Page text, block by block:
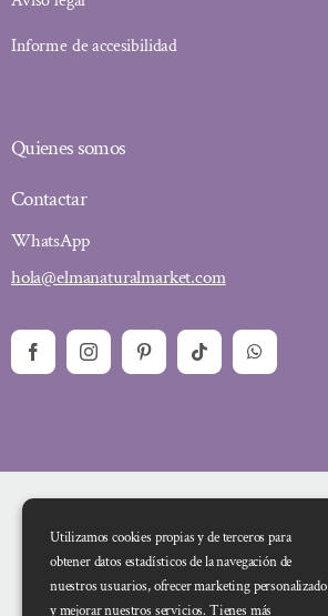
Informe de accesibilidad
Quienes somos
Contactar
WhatsApp
hola@elmanaturalmarket.com
Utilizamos cookies propias y de terceros para
obtener datos estadísticos de la navegación de
nuestros usuarios, ofrecer marketing personalizado
y mejorar nuestros servicios. Tienes más